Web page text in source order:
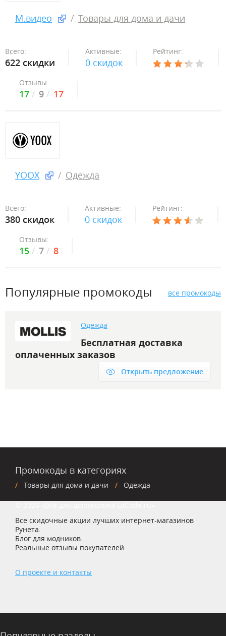
М.видео Товары для дома и дачи
Всего:
622 скидки
Активные:
0 скидок
Рейтинг:
Отзывы:
17 9 17
YOOX Одежда
Всего:
380 скидок
Активные:
0 скидок
Рейтинг:
Отзывы:
15 7 8
Популярные промокоды все промокоды
Одежда
Бесплатная доставка
оплаченных заказов
Открыть предложение
Промокоды в категориях
Товары для дома и дачи Одежда
Все скидочные акции лучших интернет-магазинов
Рунета.
Блог для модников.
Реальные отзывы покупателей.
О проекте и контакты